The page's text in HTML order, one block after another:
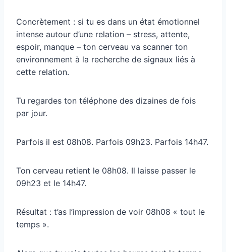
Concrètement : si tu es dans un état émotionnel
intense autour d’une relation – stress, attente,
espoir, manque – ton cerveau va scanner ton
environnement à la recherche de signaux liés à
cette relation.
Tu regardes ton téléphone des dizaines de fois
par jour.
Parfois il est 08h08. Parfois 09h23. Parfois 14h47.
Ton cerveau retient le 08h08. Il laisse passer le
09h23 et le 14h47.
Résultat : t’as l’impression de voir 08h08 « tout le
temps ».